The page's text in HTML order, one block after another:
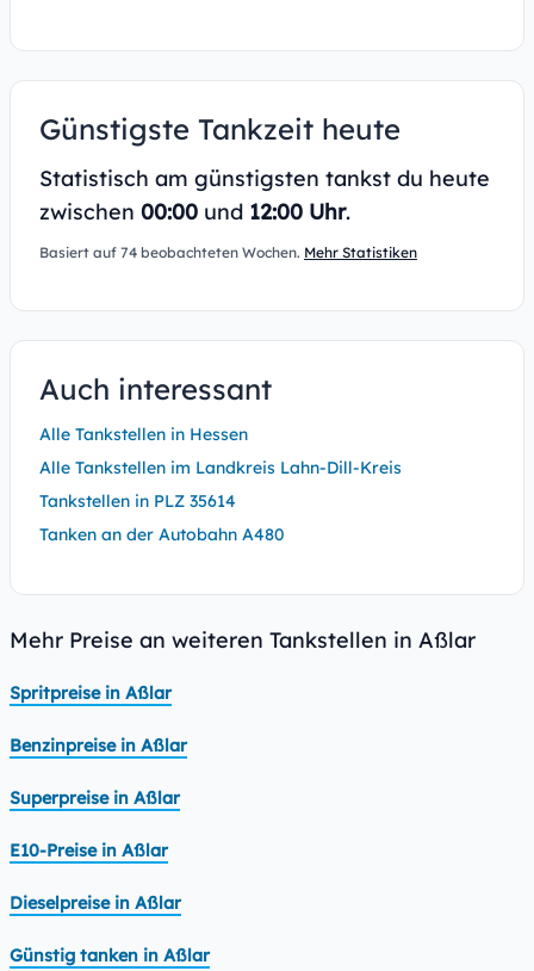
Günstigste Tankzeit heute
Statistisch am günstigsten tankst du heute
zwischen 00:00 und 12:00 Uhr.
Basiert auf 74 beobachteten Wochen. Mehr Statistiken
Auch interessant
Alle Tankstellen in Hessen
Alle Tankstellen im Landkreis Lahn-Dill-Kreis
Tankstellen in PLZ 35614
Tanken an der Autobahn A480
Mehr Preise an weiteren Tankstellen in Aßlar
Spritpreise in Aßlar
Benzinpreise in Aßlar
Superpreise in Aßlar
E10-Preise in Aßlar
Dieselpreise in Aßlar
Günstig tanken in Aßlar